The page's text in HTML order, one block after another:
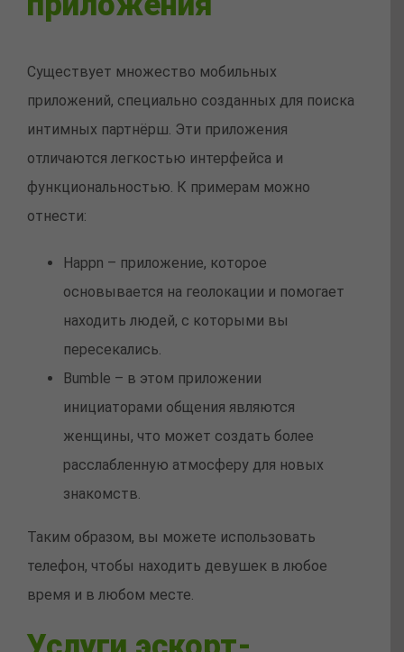
Существует множество мобильных
приложений, специально созданных для поиска
интимных партнёрш. Эти приложения
отличаются легкостью интерфейса и
функциональностью. К примерам можно
отнести:
Happn – приложение, которое
основывается на геолокации и помогает
находить людей, с которыми вы
пересекались.
Bumble – в этом приложении
инициаторами общения являются
женщины, что может создать более
расслабленную атмосферу для новых
знакомств.
Таким образом, вы можете использовать
телефон, чтобы находить девушек в любое
время и в любом месте.